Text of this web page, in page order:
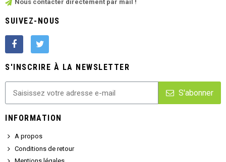
Nous contacter directement par mail !
SUIVEZ-NOUS
S'INSCRIRE À LA NEWSLETTER
S'abonner
INFORMATION
A propos
Conditions de retour